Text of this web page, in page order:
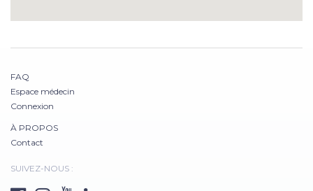
FAQ
Espace médecin
Connexion
À PROPOS
Contact
SUIVEZ-NOUS :